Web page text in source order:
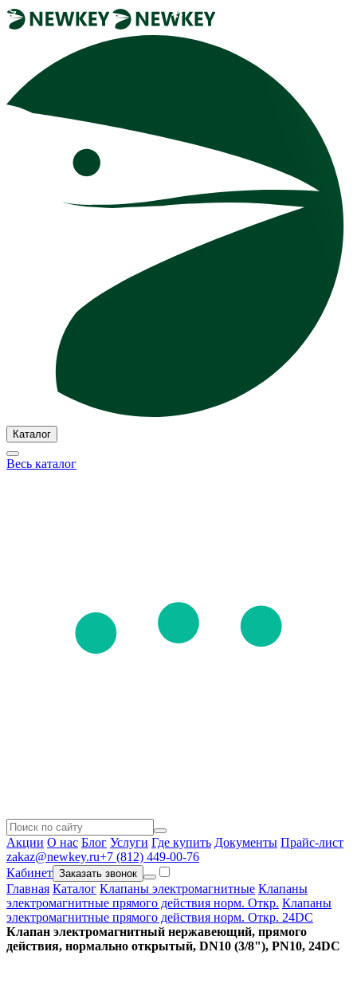
Каталог
Весь каталог
Акции О нас Блог Услуги Где купить Документы Прайс-лист
zakaz@newkey.ru+7 (812) 449-00-76
Кабинет Заказать звонок
Главная Каталог Клапаны электромагнитные Клапаны
электромагнитные прямого действия норм. Откр. Клапаны
электромагнитные прямого действия норм. Откр. 24DC
Клапан электромагнитный нержавеющий, прямого
действия, нормально открытый, DN10 (3/8"), PN10, 24DC